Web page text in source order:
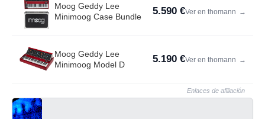
Moog Geddy Lee
Minimoog Case Bundle
5.590 €Ver en thomann →
Moog Geddy Lee
Minimoog Model D
5.190 €Ver en thomann →
Enlaces de afiliación